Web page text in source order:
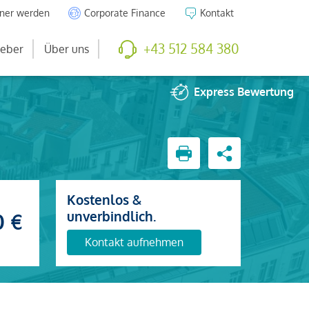
werden Corporate Finance Kontakt
Über uns +43 512 584 380
Express Bewertung
€
Kostenlos &
unverbindlich.
Kontakt aufnehmen